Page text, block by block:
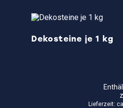
Dekosteine je 1 kg
Lieferzeit: